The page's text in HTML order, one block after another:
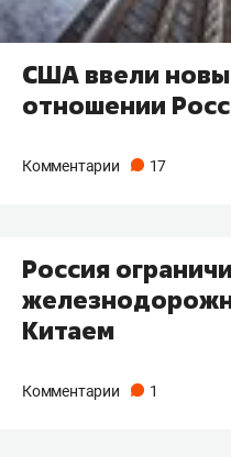
США ввели
отношении
Комментарии 17
Россия
Китаем
Комментарии 1